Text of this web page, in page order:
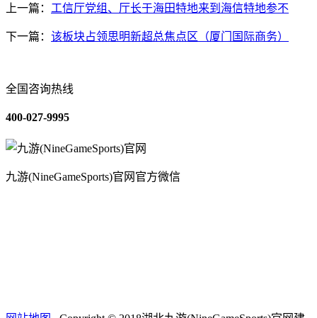
上一篇： 工信厅党组、厅长于海田特地来到海信特地参不
下一篇： 该板块占领思明新超总焦点区（厦门国际商务）
全国咨询热线
400-027-9995
九游(NineGameSports)官网官方微信